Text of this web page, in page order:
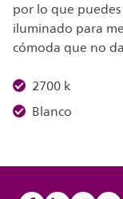
por lo que
iluminado para
cómoda que no
2700 k
Blanco